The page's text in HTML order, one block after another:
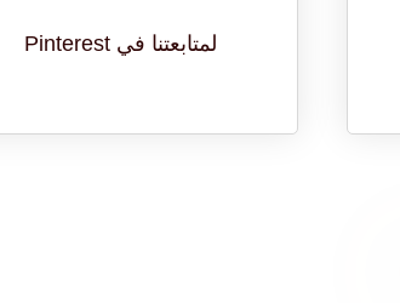
لمتابعتنا في Pinterest